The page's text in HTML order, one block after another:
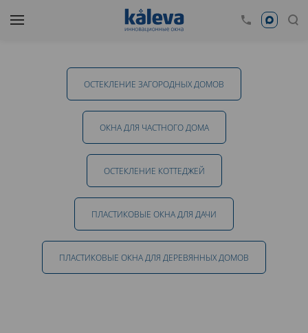
ОСТЕКЛЕНИЕ ЗАГОРОДНЫХ ДОМОВ
ОКНА ДЛЯ ЧАСТНОГО ДОМА
ОСТЕКЛЕНИЕ КОТТЕДЖЕЙ
ПЛАСТИКОВЫЕ ОКНА ДЛЯ ДАЧИ
ПЛАСТИКОВЫЕ ОКНА ДЛЯ ДЕРЕВЯННЫХ ДОМОВ